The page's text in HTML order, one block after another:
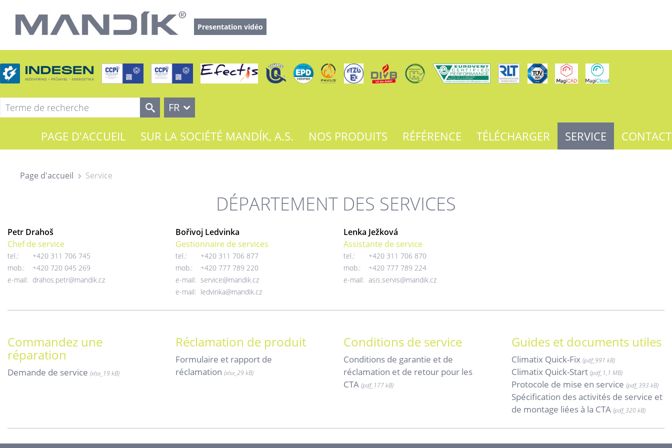
Presentation vidéo
FR
PAGE D'ACCUEIL SUR LA SOCIÉTÉ MANDÍK, A.S. NOS PRODUITS RÉFÉRENCE TÉLÉCHARGER SERVICE
Page d'accueil Service
DÉPARTEMENT DES SERVICES
Petr Drahoš
Chef de service
tel.:
+420 311 706 745
mob.:
+420 720 045 269
e-mail: drahos.petr@mandik.cz
Bořivoj Ledvinka
Gestionnaire de services
tel.:
+420 311 706 877
mob.:
+420 777 789 220
e-mail: service@mandik.cz
e-mail: ledvinka@mandik.cz
Lenka Ježková
Assistante de service
tel.:
+420 311 706 870
mob.:
+420 777 789 224
e-mail: asis.servis@mandik.cz
Commandez une
réparation
Demande de service (xlsx_ 19 kB)
Réclamation de produit
Formulaire et rapport de
réclamation (xlsx_ 29 kB)
Conditions de service
Conditions de garantie et de
réclamation et de retour pour les
CTA (pdf_ 177 kB)
Guides et documents utiles
Climatix Quick-Fix (pdf_991 kB)
Climatix Quick-Start (pdf_ 1,1 MB)
Protocole de mise en service (pdf_ 393 kB)
Spécification des activités de service et
de montage liées à la CTA (pdf_ 320 kB)